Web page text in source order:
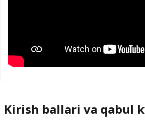
Kirish ballari va qabul